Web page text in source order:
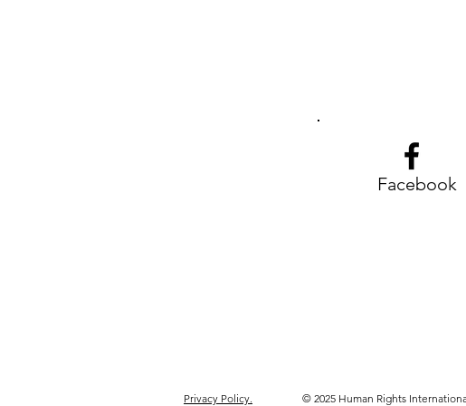
Facebook
Privacy Policy. © 2025 Human Rights